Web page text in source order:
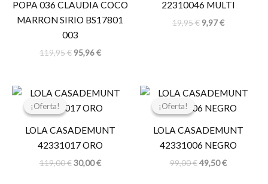
POPA 036 CLAUDIA COCO
MARRON SIRIO BS17801
003
119,95€ 95,96€
22310046 MULTI
19,95€ 9,97€
¡Oferta!
¡Oferta!
LOLA CASADEMUNT
42331017 ORO
119,00€
El
original
119,00 €.
30,00€
El
actual
30,00 €.
¡Oferta!
¡Oferta!
LOLA CASADEMUNT
42331006 NEGRO
99,00€
El
original
99,00 €.
49,50€
El
actual
49,50 €.